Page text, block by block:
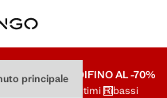
principaleSALDIFINO AL -70%
Ultimi Ribassi